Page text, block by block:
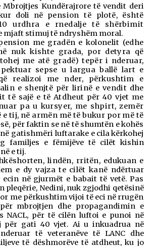
Kundërajrore të vendit deri
doli në pension të plotë, është
urdhra e rnedalje të shërbimit
mjaft stimuj të ndryshëm moral.
me gradën e kolonelit (edhe
nuk kishte grada, por detyra që
me atë gradë) tepër i nderuar,
sepse u largua ballë lart e
realizoi me nder, përkushtim e
e shenjtë për lirinë e vendit dhe
të sajë e të Atdheut për 40 vjet me
pa u kursyer, me shpirt, zemër
e tij, në armën më të bukur por më të
për faktin se në të shumtën e kohës
gatishmëri luftarake e cila kërkohej
familjes e fëmijëve të cilët kishin
e tij.
lindën, rritën, edukuan e
e dy vajza te cilët kanë ndërtuar
në gjurmët e babait të vetë. Pas
pleqërie, Nedini, nuk zgjodhi qetësinë
me përkushtim vijoi të eci në rrugën
mbrojtjen dhe propagandimin e
NACL, për të cilën luftoi e punoi në
për gati 40 vjet. Ai u inkuadrua në
të veteranëve të LANC dhe
të dëshmorëve të atdheut, ku jo